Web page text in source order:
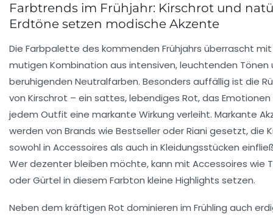
Farbtrends im Frühjahr: Kirschrot und
Erdtöne setzen modische Akzente
Die Farbpalette des kommenden Frühjahrs überrascht
mutigen Kombination aus intensiven, leuchtenden Tönen
beruhigenden Neutralfarben. Besonders auffällig ist die
von Kirschrot – ein sattes, lebendiges Rot, das
jedem Outfit eine markante Wirkung verleiht. Markante
werden von Brands wie Bestseller oder Riani gesetzt, die
sowohl in Accessoires als auch in Kleidungsstücken
Wer dezenter bleiben möchte, kann mit Accessoires wie
oder Gürtel in diesem Farbton kleine Highlights setzen.
Neben dem kräftigen Rot dominieren im Frühling auch